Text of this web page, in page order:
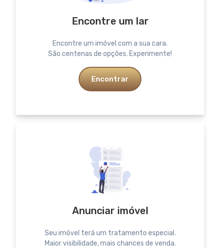
Encontre um lar
Encontre um imóvel com a sua cara.
São centenas de opções. Experimente!
Encontrar
Anunciar imóvel
Seu imóvel terá um tratamento especial.
Maior visibilidade, mais chances de venda.